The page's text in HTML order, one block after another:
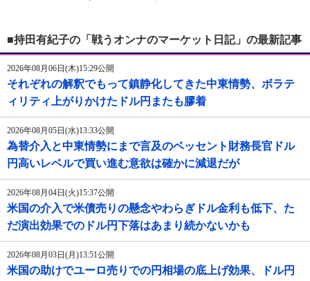
■持田有紀子の「戦うオンナのマーケット日記」の最新記事
2026年08月06日(木)15:29公開
それぞれの解釈でもって鎮静化してきた中東情勢、ボラテ
ィリティ上がりかけたドル円またも膠着
2026年08月05日(水)13:33公開
為替介入と中東情勢にまで言及のベッセント財務長官ドル
円高いレベルで買い進む意欲は確かに減退だが
2026年08月04日(火)15:37公開
米国の介入で米債売りの懸念やわらぎドル金利も低下、た
だ演出効果でのドル円下落はあまり続かないかも
2026年08月03日(月)13:51公開
米国の助けでユーロ売りでの円相場の底上げ効果、ドル円